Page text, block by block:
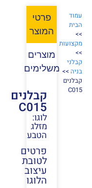
עמוד
הבית
>>
מקצועות
>>
קבלני
בניה>>
קבלנים
C015
פרטי
המוצר
מוצרים
משלימים
קבלנים
C015
לוגו:
מזלג
הטבע
פרטים
לטובת
עיצוב
הלוגו